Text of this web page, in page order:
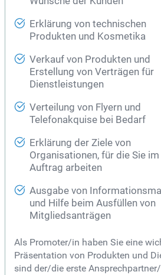
Erklärung von technischen
Produkten und Kosmetika
Verkauf von Produkten und
Erstellung von Verträgen für
Dienstleistungen
Verteilung von Flyern und
Telefonakquise bei Bedarf
Erklärung der Ziele von
Organisationen, für die Sie im
Auftrag arbeiten
Ausgabe von
und Hilfe beim Ausfüllen von
Mitgliedsanträgen
Als Promoter/in haben Sie eine
Präsentation von Produkten und
sind der/die erste